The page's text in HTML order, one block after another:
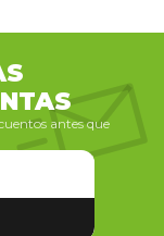
antes que